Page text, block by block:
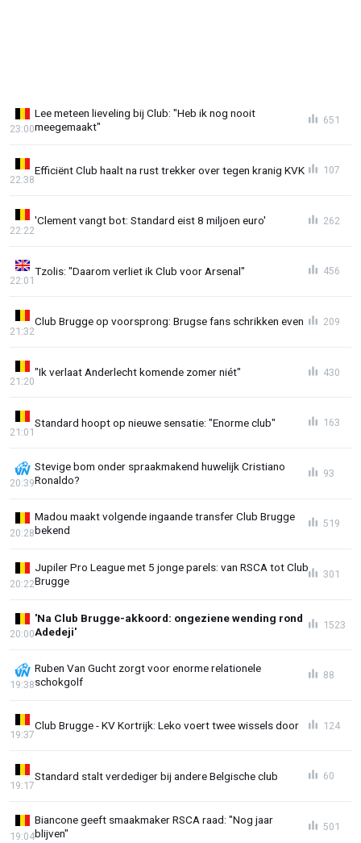
Lee meteen lieveling bij Club: "Heb ik nog nooit
meegemaakt"
23:00
651
Efficiënt Club haalt na rust trekker over tegen kranig KVK
22:38
107
'Clement vangt bot: Standard eist 8 miljoen euro'
22:22
262
Tzolis: "Daarom verliet ik Club voor Arsenal"
22:01
456
Club Brugge op voorsprong: Brugse fans schrikken even
21:32
209
"Ik verlaat Anderlecht komende zomer niét"
21:20
430
Standard hoopt op nieuwe sensatie: "Enorme club"
21:01
163
Stevige bom onder spraakmakend huwelijk Cristiano
Ronaldo?
20:39
93
Madou maakt volgende ingaande transfer Club Brugge
bekend
20:28
519
Jupiler Pro League met 5 jonge parels: van RSCA tot Club
Brugge
20:22
301
'Na Club Brugge-akkoord: ongeziene wending rond
Adedeji'
20:00
1523
Ruben Van Gucht zorgt voor enorme relationele
schokgolf
19:38
88
Club Brugge - KV Kortrijk: Leko voert twee wissels door
19:37
124
Standard stalt verdediger bij andere Belgische club
19:17
60
Biancone geeft smaakmaker RSCA raad: "Nog jaar
blijven"
19:04
501